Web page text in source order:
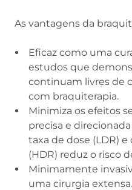
As vantagens da
Eficaz como uma
estudos que
continuam livres de
com braquiterapia.
Minimiza os efeitos
precisa e
taxa de dose (LDR)
(HDR) reduz o risco
Minimamente
uma cirurgia extensa.